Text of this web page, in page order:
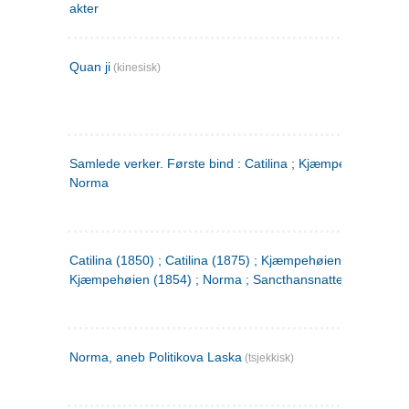
akter
Quan ji (kinesisk)
Samlede verker. Første bind : Catilina ; Kjæmpehøien ;
Norma
Catilina (1850) ; Catilina (1875) ; Kjæmpehøien (1850) ;
Kjæmpehøien (1854) ; Norma ; Sancthansnatten
Norma, aneb Politikova Laska (tsjekkisk)